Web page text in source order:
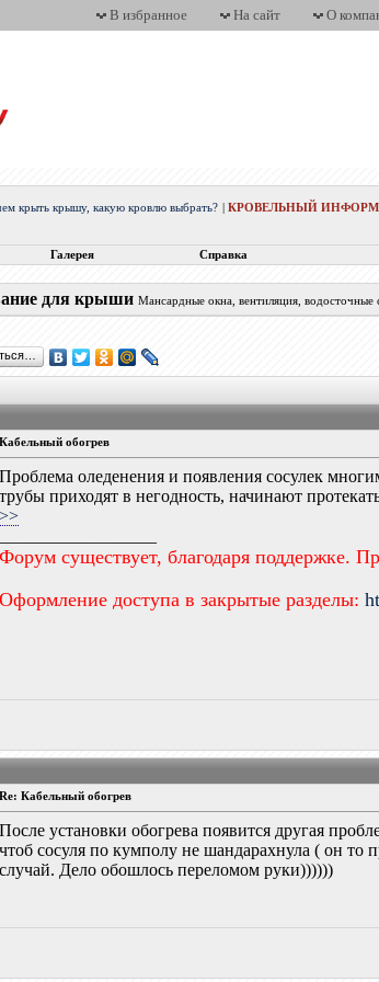
В избранное На сайт О
крыть крышу, какую кровлю выбрать? |КРОВЕЛЬНЫЙ
Галерея Справка
для крыши Мансардные окна, вентиляция, водосточные
Кабельный обогрев
Проблема оледенения и появления сосулек
трубы приходят в негодность, начинают
>>
Форум существует, благодаря поддержке.
Оформление доступа в закрытые разделы:
Re: Кабельный обогрев
После установки обогрева появится другая
чтоб сосуля по кумполу не шандарахнула ( он то
случай. Дело обошлось переломом руки))))))